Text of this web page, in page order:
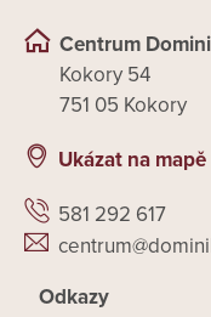
Centrum
Kokory 54
751 05 Kokory
Ukázat na mapě
581 292 617
Odkazy